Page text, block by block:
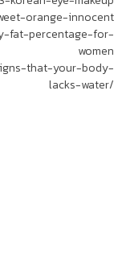
orange-innocent
fat-percentage-for-
women
that-your-body-
lacks-water/